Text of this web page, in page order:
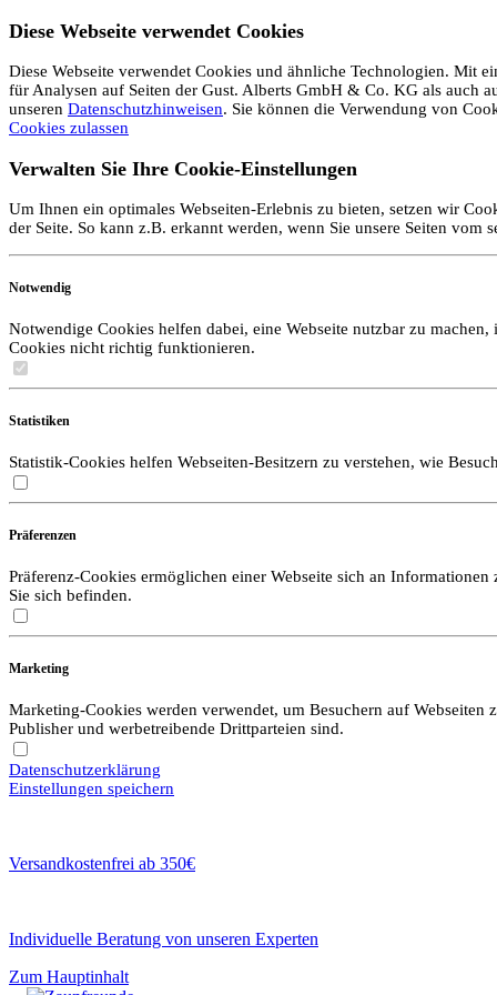
Diese Webseite verwendet Cookies
Diese Webseite verwendet Cookies und ähnliche Technologien. Mit
für Analysen auf Seiten der Gust. Alberts GmbH & Co. KG als auch
unseren Datenschutzhinweisen. Sie können die Verwendung von
Cookies zulassen
Verwalten Sie Ihre Cookie-Einstellungen
Um Ihnen ein optimales Webseiten-Erlebnis zu bieten, setzen wir
der Seite. So kann z.B. erkannt werden, wenn Sie unsere Seiten
Notwendig
Notwendige Cookies helfen dabei, eine Webseite nutzbar zu
Cookies nicht richtig funktionieren.
Statistiken
Statistik-Cookies helfen Webseiten-Besitzern zu verstehen, wie
Präferenzen
Präferenz-Cookies ermöglichen einer Webseite sich an
Sie sich befinden.
Marketing
Marketing-Cookies werden verwendet, um Besuchern auf
Publisher und werbetreibende Drittparteien sind.
Datenschutzerklärung
Einstellungen speichern
Versandkostenfrei ab 350€
Individuelle Beratung von unseren Experten
Zum Hauptinhalt